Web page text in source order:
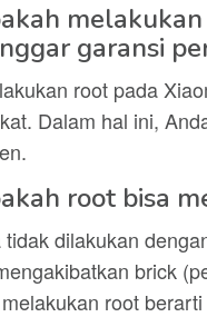
garansi
root pada
Dalam hal ini,
root bisa
tidak dilakukan
brick
root